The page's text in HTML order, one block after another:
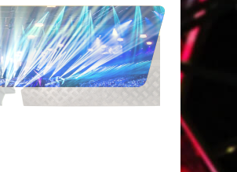
HNS
аппаратура
МИКРОСЦЕНА
Стойки
Страховка
модули